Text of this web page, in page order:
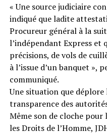
« Une source judiciaire
indiqué que ladite
Procureur général à la
l’indépendant Express et
précisions, de vols de
à l’issue d’un banquet »,
communiqué.
Une situation que déplore
transparence des
Même son de cloche
les Droits de l’Homme,